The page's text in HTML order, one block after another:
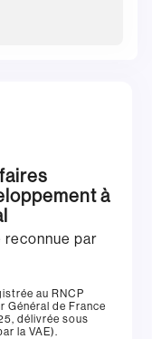
à
par
au RNCP
Général de France
délivrée sous
la VAE).